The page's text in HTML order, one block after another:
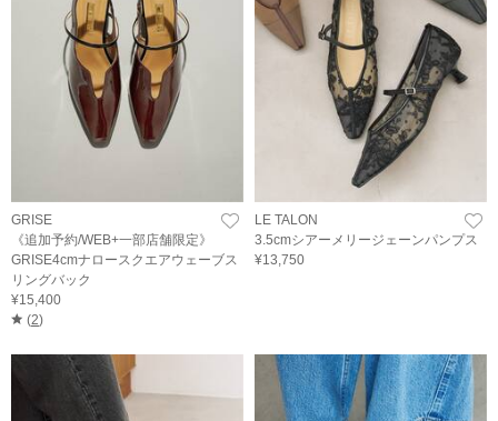
GRISE
《追加予約/WEB+一部店舗限定》
GRISE4cmナロースクエアウェーブス
リングバック
¥15,400
(2)
LE TALON
3.5cmシアーメリージェーンパンプス
¥13,750